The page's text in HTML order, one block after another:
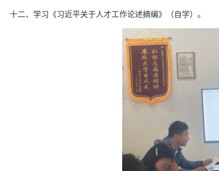
十二、学习《习近平关于人才工作论述摘编》（自学）。